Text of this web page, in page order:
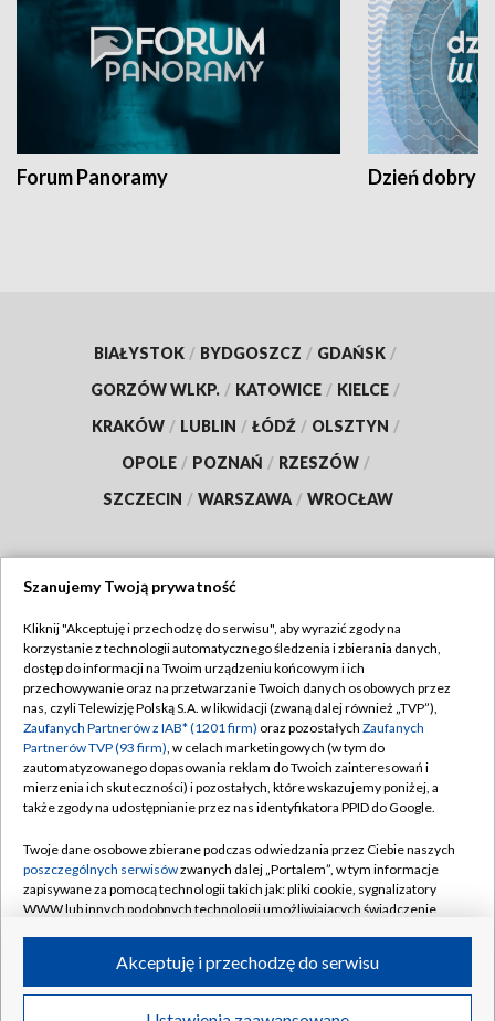
Forum Panoramy Dzień dobry
BIAŁYSTOK / BYDGOSZCZ / GDAŃSK /
GORZÓW WLKP. / KATOWICE / KIELCE /
KRAKÓW / LUBLIN / ŁÓDŹ / OLSZTYN /
OPOLE / POZNAŃ / RZESZÓW /
SZCZECIN / WARSZAWA / WROCŁAW
TVP
Abonament TVP
Emisja w TVP
Centrum informacji TVP
Naziemna Telewizja Cyfrowa
Rada Programowa
System NOS
Informacje o nadawcy
Program dla prasy
Regulamin TVP
Polityka prywatności
Moje zgody
Pomoc
Kontakt
Kanały
©2026 Telewizja Polska S.A. w likwidacji
Szanujemy Twoją prywatność
Kliknij "Akceptuję i przechodzę do serwisu", aby wyrazić zgody na
korzystanie z technologii automatycznego śledzenia i zbierania danych,
dostęp do informacji na Twoim urządzeniu końcowym i ich
przechowywanie oraz na przetwarzanie Twoich danych osobowych przez
nas, czyli Telewizję Polską S.A. w likwidacji (zwaną dalej również „TVP”),
Zaufanych Partnerów z IAB* (1201 firm) oraz pozostałych Zaufanych
Partnerów TVP (93 firm), w celach marketingowych (w tym do
zautomatyzowanego dopasowania reklam do Twoich zainteresowań i
mierzenia ich skuteczności) i pozostałych, które wskazujemy poniżej, a
także zgody na udostępnianie przez nas identyfikatora PPID do Google.
Twoje dane osobowe zbierane podczas odwiedzania przez Ciebie naszych
poszczególnych serwisówzwanych dalej „Portalem”, w tym informacje
zapisywane za pomocą technologii takich jak: pliki cookie, sygnalizatory
WWW lub innych podobnych technologii umożliwiających świadczenie
ruchu w Internecie.
Twoje dane osobowe zbierane podczas odwiedzania przez Ciebie
Akceptuję i przechodzę do serwisu